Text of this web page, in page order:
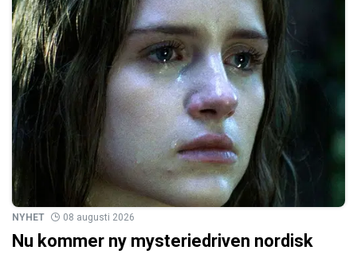
NYHET 08 augusti 2026
Nu kommer ny mysteriedriven nordisk